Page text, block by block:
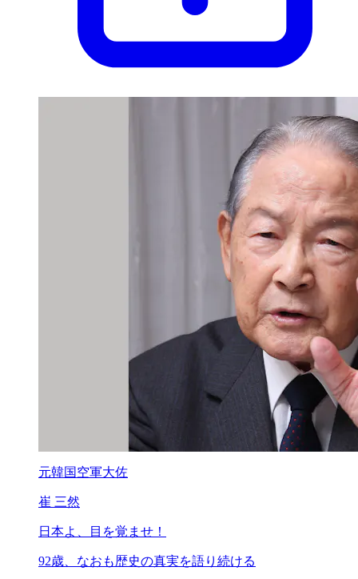
元韓国空軍大佐
崔 三然
日本よ、目を覚ませ！
92歳、なおも歴史の真実を語り続ける